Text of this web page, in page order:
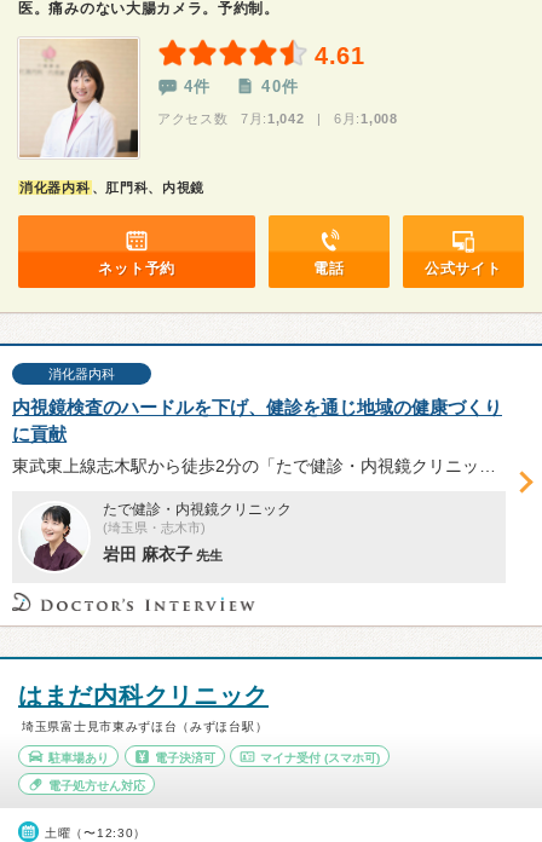
医。痛みのない大腸カメラ。予約制。
4.61
4件 40件
アクセス数 7月: 1,042 | 6月: 1,008
消化器内科 、肛門科、内視鏡
ネット予約 電話 公式サイト
消化器内科
内視鏡検査のハードルを下げ、健診を通じ地域の健康づくり
に貢献
たで健診・内視鏡クリニック
(埼玉県・志木市)
岩田 麻衣子 先生
はまだ内科クリニック
埼玉県富士見市東みずほ台（みずほ台駅）
駐車場あり 電子決済可 マイナ受付 (スマホ可)
電子処方せん対応
土曜（〜12:30）